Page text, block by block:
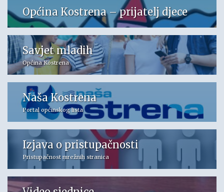
Općina Kostrena – prijatelj djece
Savjet mladih
Općina Kostrena
Naša Kostrena
Portal općinskog lista
Izjava o pristupačnosti
Pristupačnost mrežnih stranica